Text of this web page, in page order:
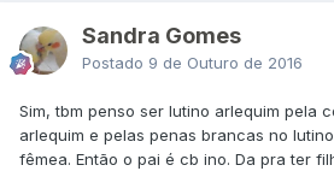
Sandra Gomes
Postado 9 de Outuro de 2016
Sim, tbm penso ser lutino arlequim pela
arlequim e pelas penas brancas no
fêmea. Então o pai é cb ino. Da pra ter